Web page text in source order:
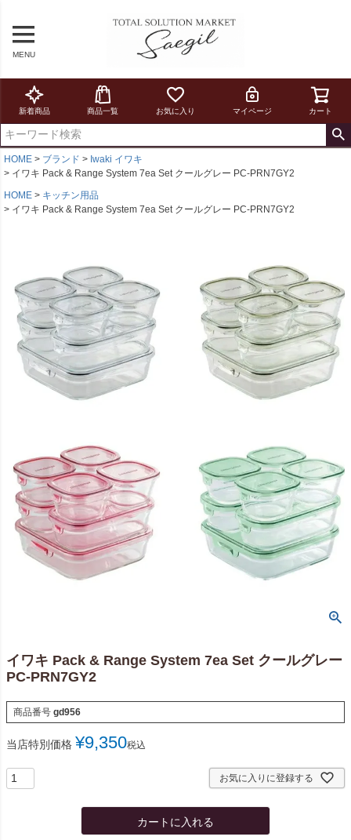
MENU
新着商品 商品一覧 お気に入り マイページ カート
HOME ブランド
Iwaki イワキ
イワキ Pack & Range System 7ea Set クールグレー PC-PRN7GY2
HOME
キッチン用品
イワキ Pack & Range System 7ea Set クールグレー PC-PRN7GY2
イワキ Pack & Range System 7ea Set クールグレー
PC-PRN7GY2
商品番号 gd956
当店特別価格 ¥9,350税込
お気に入りに登録する
カートに入れる